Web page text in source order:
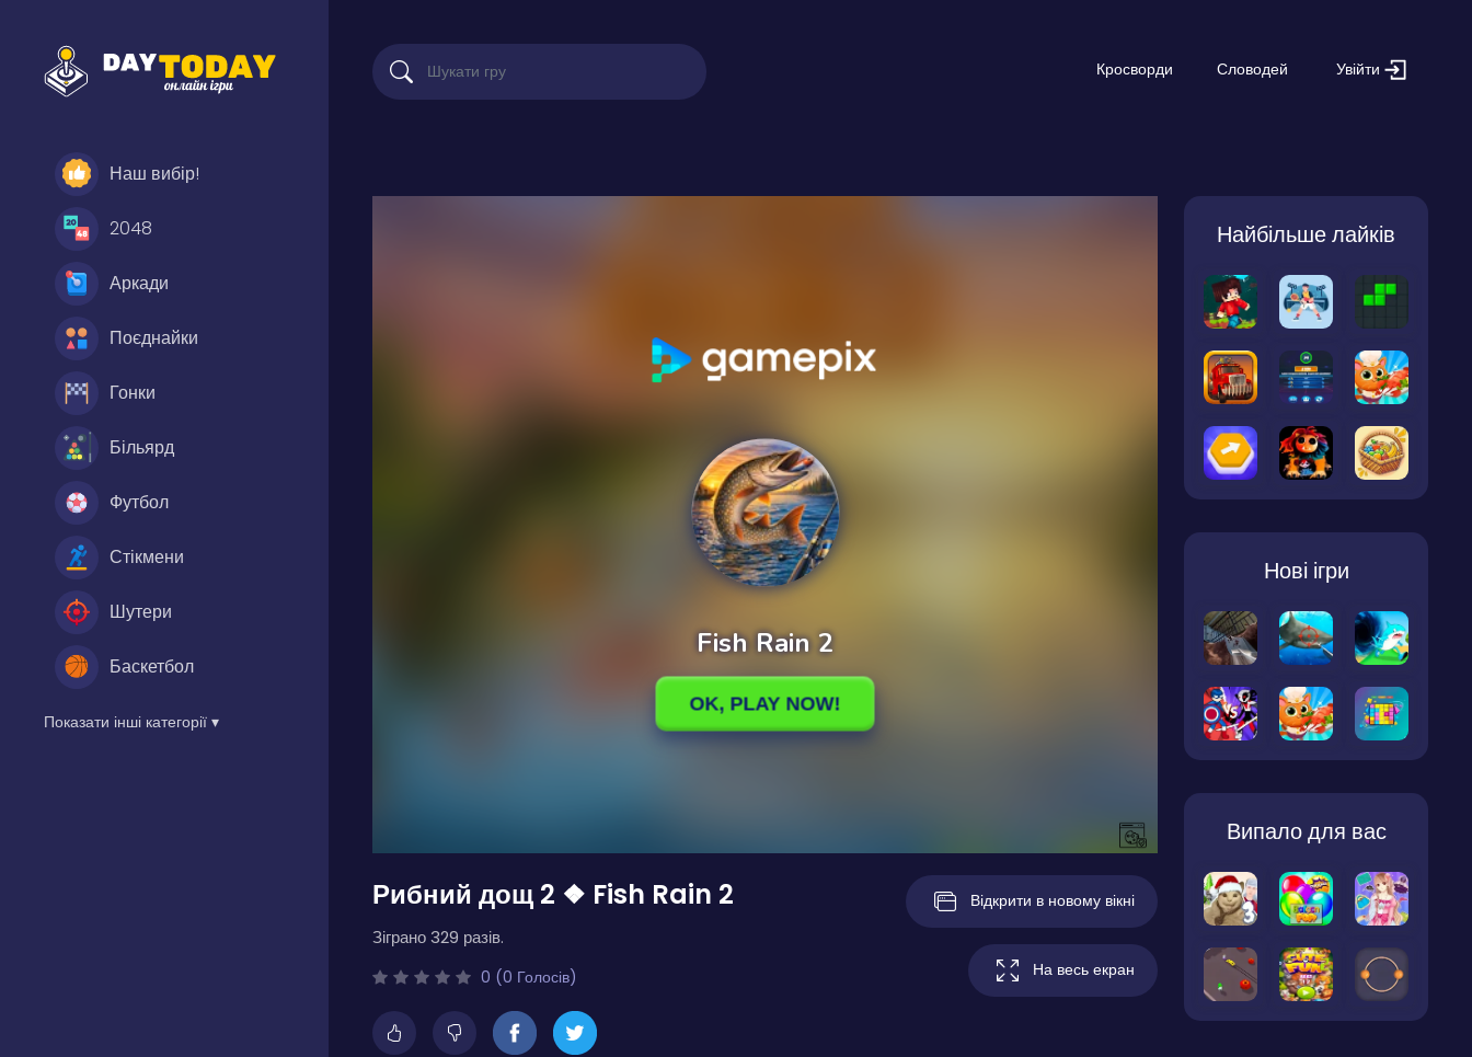
Наш вибір!
2048
Аркади
Поєднайки
Гонки
Більярд
Футбол
Стікмени
Шутери
Баскетбол
Показати інші категорії ▾
Кросворди Словодей Увійти
Рибний дощ 2 ❖ Fish Rain 2
Зіграно 329 разів.
0 (0 Голосів)
Відкрити в новому вікні
На весь екран
Найбільше лайків
Нові ігри
Випало для вас